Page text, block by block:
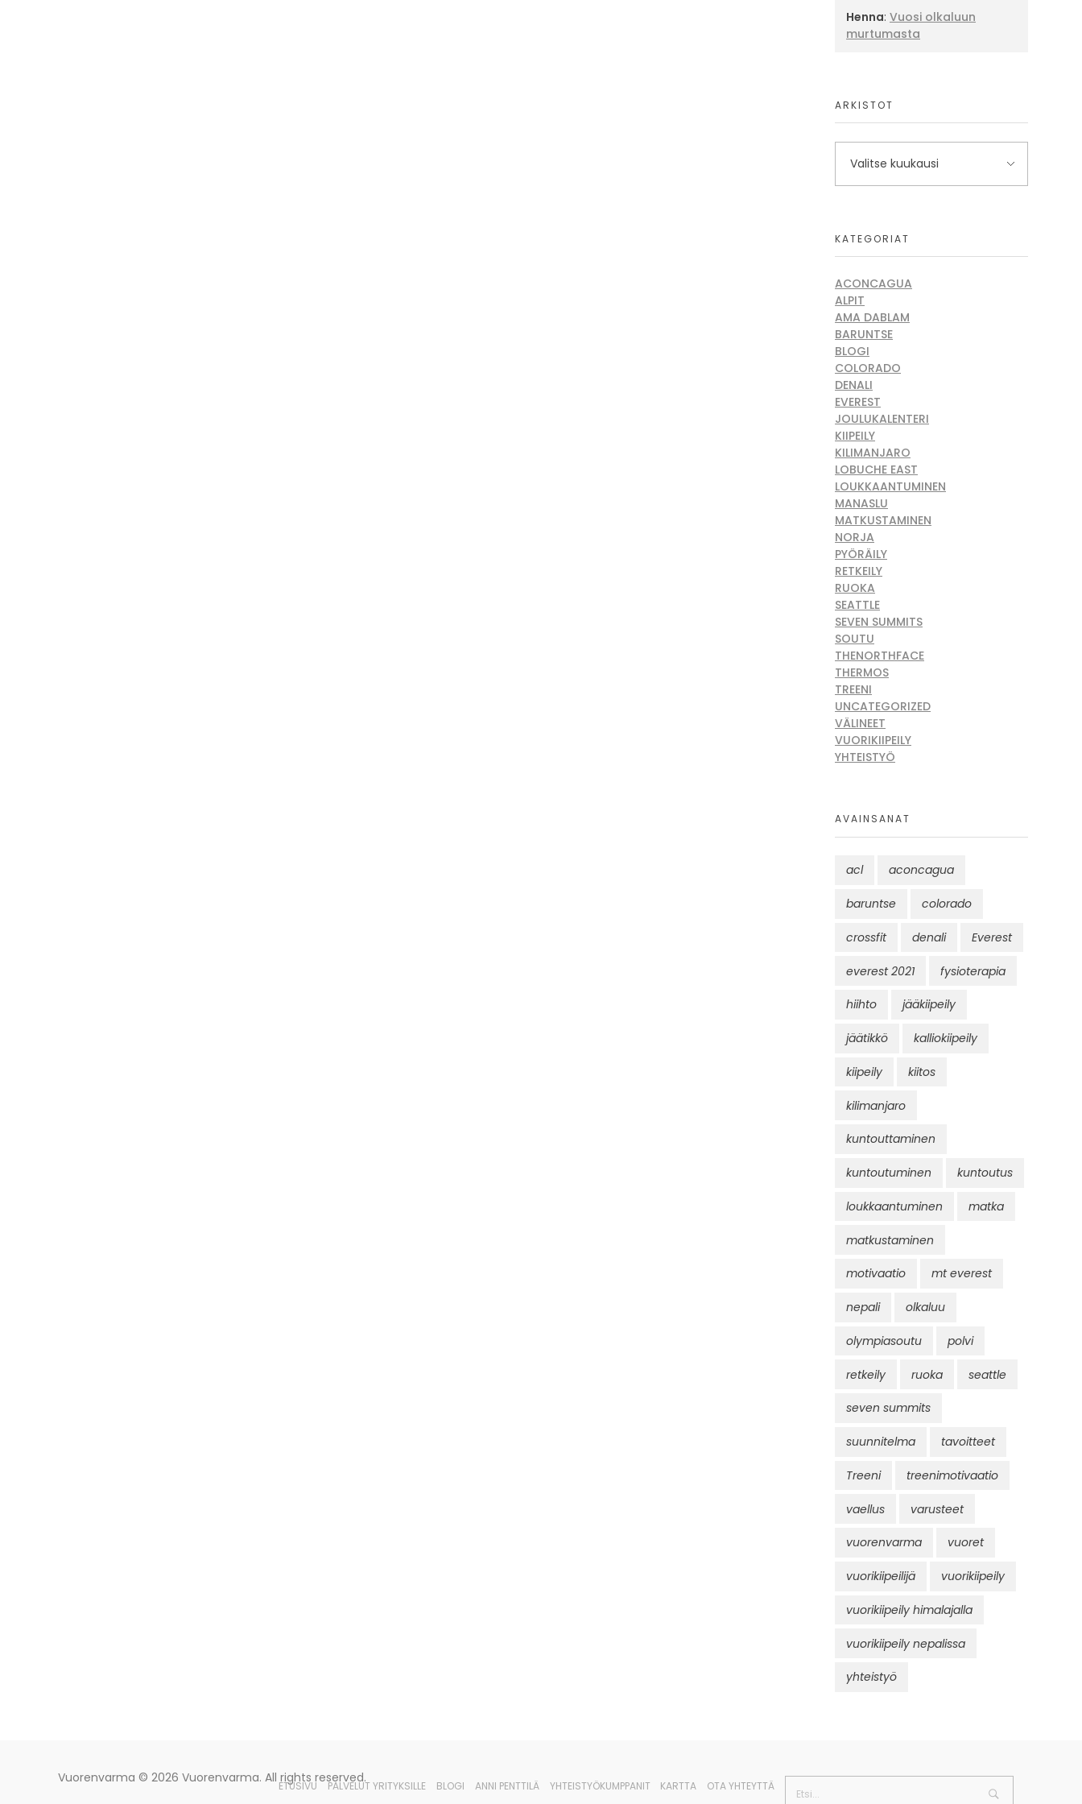
Henna: Vuosi olkaluun
murtumasta
ARKISTOT
KATEGORIAT
ACONCAGUA
ALPIT
AMA DABLAM
BARUNTSE
BLOGI
COLORADO
DENALI
EVEREST
JOULUKALENTERI
KIIPEILY
KILIMANJARO
LOBUCHE EAST
LOUKKAANTUMINEN
MANASLU
MATKUSTAMINEN
NORJA
PYÖRÄILY
RETKEILY
RUOKA
SEATTLE
SEVEN SUMMITS
SOUTU
THENORTHFACE
THERMOS
TREENI
UNCATEGORIZED
VÄLINEET
VUORIKIIPEILY
YHTEISTYÖ
AVAINSANAT
acl aconcagua
baruntse colorado
crossfit denali Everest
everest 2021 fysioterapia
hiihto jääkiipeily
jäätikkö kalliokiipeily
kiipeily kiitos
kilimanjaro
kuntouttaminen
kuntoutuminen kuntoutus
loukkaantuminen matka
matkustaminen
motivaatio mt everest
nepali olkaluu
olympiasoutu polvi
retkeily ruoka seattle
seven summits
suunnitelma tavoitteet
Treeni treenimotivaatio
vaellus varusteet
vuorenvarma vuoret
vuorikiipeilijä vuorikiipeily
vuorikiipeily himalajalla
vuorikiipeily nepalissa
yhteistyö
Vuorenvarma © 2026 Vuorenvarma. All rights reserved.
ETUSIVU PALVELUT YRITYKSILLE BLOGI ANNI PENTTILÄ YHTEISTYÖKUMPPANIT KARTTA OTA YHTEYTTÄ